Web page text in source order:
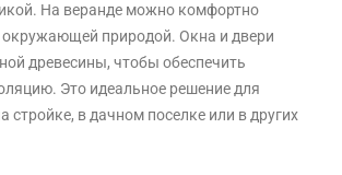
На веранде можно комфортно
природой. Окна и двери
древесины, чтобы обеспечить
Это идеальное решение для
стройке, в дачном поселке или в других